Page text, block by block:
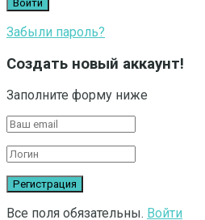
Забыли пароль?
Создать новый аккаунт!
Заполните форму ниже
Все поля обязательны. Войти